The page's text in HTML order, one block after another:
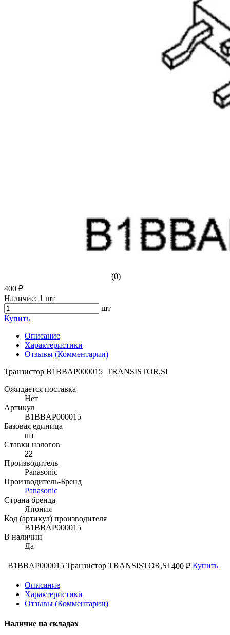
(0)
400 ₽
Наличие: 1 шт
шт
Купить
Описание
Характеристики
Отзывы (Комментарии)
Транзистор B1BBAP000015 TRANSISTOR,SI
Ожидается поставка
Нет
Артикул
B1BBAP000015
Базовая единица
шт
Ставки налогов
22
Производитель
Panasonic
Производитель-Бренд
Panasonic
Страна бренда
Япония
Код (артикул) производителя
B1BBAP000015
В наличии
Да
B1BBAP000015 Транзистор TRANSISTOR,SI 400 ₽ Купить
Описание
Характеристики
Отзывы (Комментарии)
Наличие на складах